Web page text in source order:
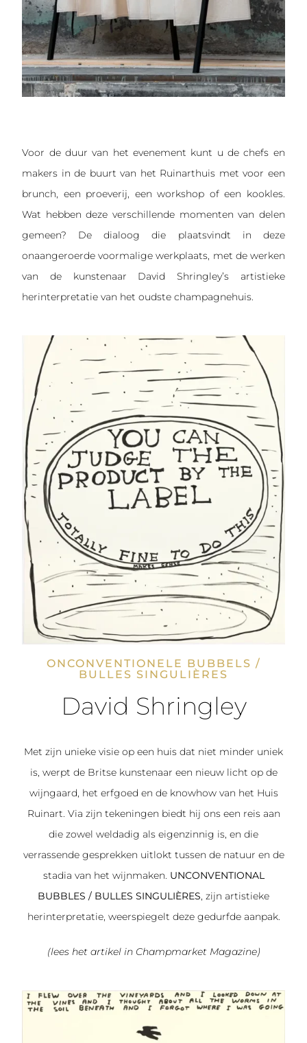
Voor de duur van het evenement kunt u de chefs en
makers in de buurt van het Ruinarthuis met voor een
brunch, een proeverij, een workshop of een kookles.
Wat hebben deze verschillende momenten van delen
gemeen? De dialoog die plaatsvindt in deze
onaangeroerde voormalige werkplaats, met de werken
van de kunstenaar David Shringley’s artistieke
herinterpretatie van het oudste champagnehuis.
ONCONVENTIONELE BUBBELS /
BULLES SINGULIÈRES
David Shringley
Met zijn unieke visie op een huis dat niet minder uniek
is, werpt de Britse kunstenaar een nieuw licht op de
wijngaard, het erfgoed en de knowhow van het Huis
Ruinart. Via zijn tekeningen biedt hij ons een reis aan
die zowel weldadig als eigenzinnig is, en die
verrassende gesprekken uitlokt tussen de natuur en de
stadia van het wijnmaken. UNCONVENTIONAL
BUBBLES / BULLES SINGULIÈRES, zijn artistieke
herinterpretatie, weerspiegelt deze gedurfde aanpak.
(lees het artikel in Champmarket Magazine)